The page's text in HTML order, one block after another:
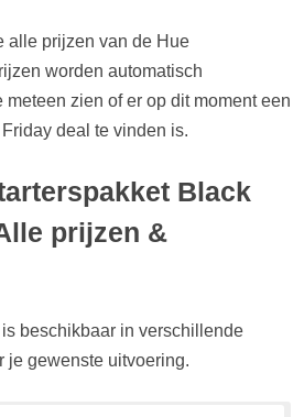
alle prijzen van de Hue
worden automatisch
zien of er op dit moment een
deal te vinden is.
Black
prijzen &
beschikbaar in verschillende
je gewenste uitvoering.